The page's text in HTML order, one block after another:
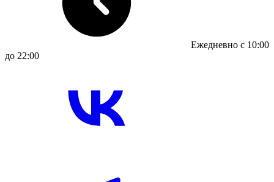
Ежедневно с 10:00
до 22:00